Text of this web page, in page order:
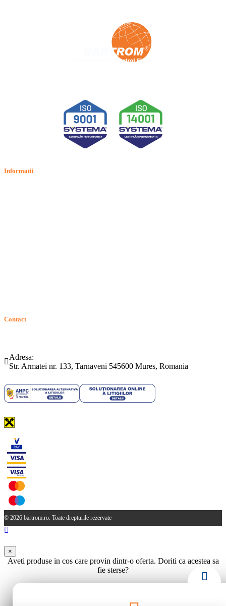
Informatii
Contact
Adresa:
Str. Armatei nr. 133, Tarnaveni 545600 Mures, Romania
© 2026 bartrom.ro. Toate drepturile rezervate
×
Aveti produse in cos care provin dintr-o oferta. Doriti ca acestea sa
fie sterse?